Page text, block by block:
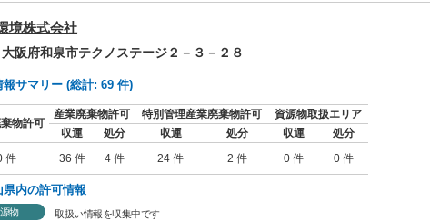
境株式会社
阪府和泉市テクノステージ２－３－２８
報サマリー (総計: 69 件)
物許可
産業廃棄物許可 特別管理産業廃棄物許可
資源物取扱エリア
収運
処分 収運 処分 収運
処分
件
36 件 4 件 24 件 2 件 0 件 0 件
県内の許可情報
物
取扱い情報を収集中です